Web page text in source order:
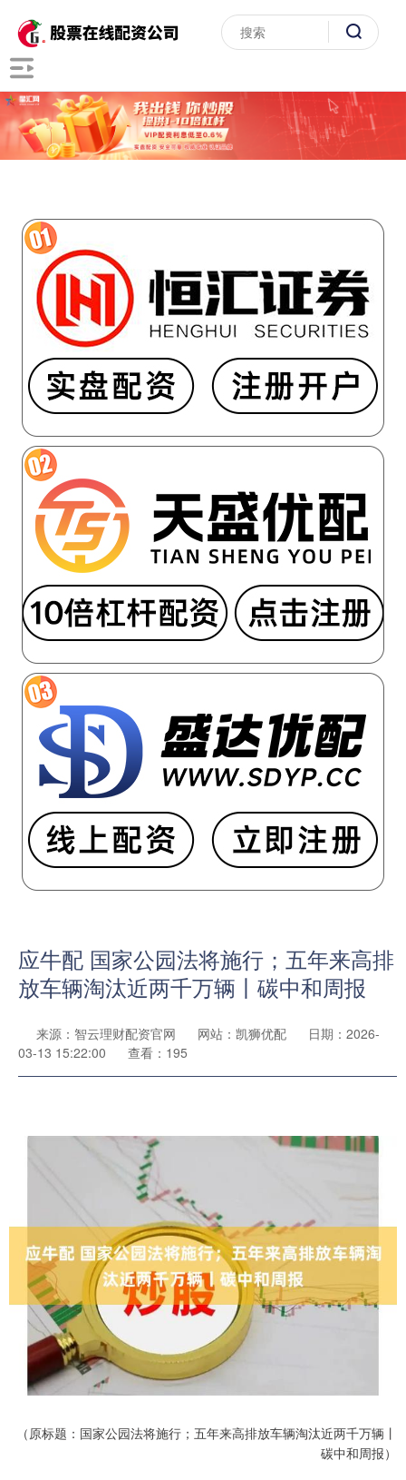
应牛配 国家公园法将施行；五年来高排
放车辆淘汰近两千万辆丨碳中和周报
来源：智云理财配资官网 网站：凯狮优配
日期：2026-
03-13 15:22:00
查看：195
（原标题：国家公园法将施行；五年来高排放车辆淘汰近两千万辆丨
碳中和周报）